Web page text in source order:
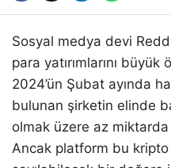
Sosyal medya devi
para yatırımlarını büyük
2024’ün Şubat ayında
bulunan şirketin elinde
olmak üzere az miktarda
Ancak platform bu kripto